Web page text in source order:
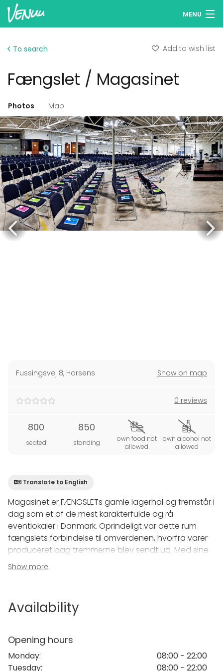
MENU
Log in
Add your venue
To search Add to wish list
Fængslet / Magasinet
Photos Map
Fussingsvej 8, Horsens Show on map
0 reviews
800
seated
850
standing
own food not
allowed
own alcohol not
allowed
Translate to English
Magasinet er FÆNGSLETs gamle lagerhal og fremstår i
dag som et af de mest karakterfulde og rå
eventlokaler i Danmark. Oprindeligt var dette rum
fængslets forbindelse til omverdenen, hvorfra varer
produceret bag tremmerne blev sendt ud. Med sine
1.300 m2 og et upoleret, industrielt look, tilbyder
Magasinet et unikt "blank canvas", hvor du som
uden faste installationer, hvilket gør det muligt at
konferencer og firmafester.
Historien er stadig stærkt nærværende i Magasinet.
Show more
Availability
Opening hours
Monday:
08:00 - 22:00
Tuesday:
08:00 - 22:00